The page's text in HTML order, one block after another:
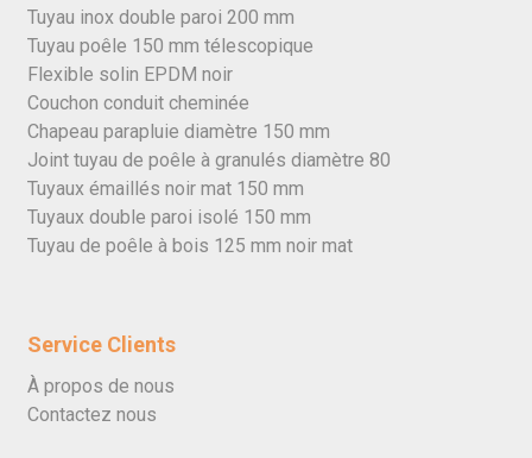
Tuyau inox double paroi 200 mm
Tuyau poêle 150 mm télescopique
Flexible solin EPDM noir
Couchon conduit cheminée
Chapeau parapluie diamètre 150 mm
Joint tuyau de poêle à granulés diamètre 80
Tuyaux émaillés noir mat 150 mm
Tuyaux double paroi isolé 150 mm
Tuyau de poêle à bois 125 mm noir mat
Service Clients
À propos de nous
Contactez nous